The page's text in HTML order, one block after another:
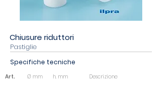
Chiusure riduttori
Pastiglie
Specifiche tecniche
Art. Ø mm h. mm Descrizione